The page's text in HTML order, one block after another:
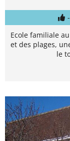
Ecole familiale
et des plages,
le